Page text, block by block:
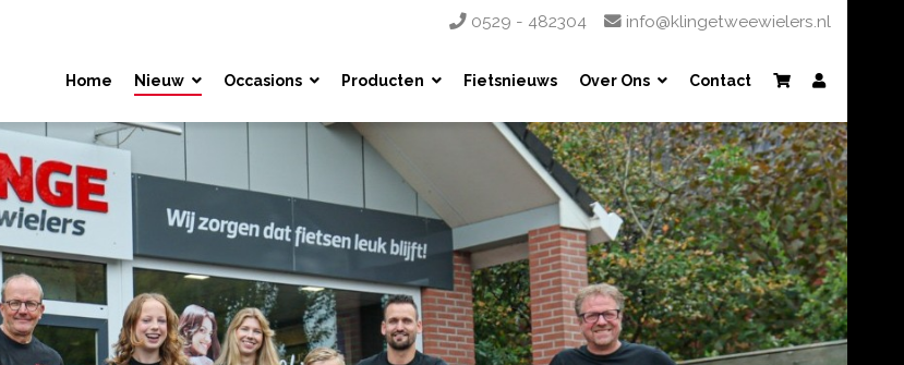
0529 - 482304 info@klingetweewielers.nl
Home Nieuw Occasions Producten Fietsnieuws Over Ons Contact